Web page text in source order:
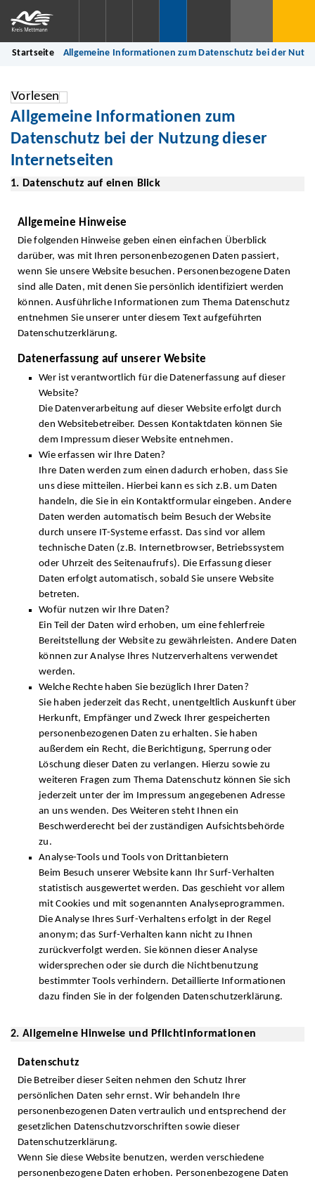
Startseite Allgemeine Informationen zum Datenschutz bei der
Vorlesen
Allgemeine Informationen zum
Datenschutz bei der Nutzung dieser
Internetseiten
1. Datenschutz auf einen Blick
Allgemeine Hinweise
Die folgenden Hinweise geben einen einfachen Überblick
darüber, was mit Ihren personenbezogenen Daten passiert,
wenn Sie unsere Website besuchen. Personenbezogene Daten
sind alle Daten, mit denen Sie persönlich identifiziert werden
können. Ausführliche Informationen zum Thema Datenschutz
entnehmen Sie unserer unter diesem Text aufgeführten
Datenschutzerklärung.
Datenerfassung auf unserer Website
Wer ist verantwortlich für die Datenerfassung auf dieser
Website?
Die Datenverarbeitung auf dieser Website erfolgt durch
den Websitebetreiber. Dessen Kontaktdaten können Sie
dem Impressum dieser Website entnehmen.
Wie erfassen wir Ihre Daten?
Ihre Daten werden zum einen dadurch erhoben, dass Sie
uns diese mitteilen. Hierbei kann es sich z.B. um Daten
handeln, die Sie in ein Kontaktformular eingeben. Andere
Daten werden automatisch beim Besuch der Website
durch unsere IT-Systeme erfasst. Das sind vor allem
technische Daten (z.B. Internetbrowser, Betriebssystem
oder Uhrzeit des Seitenaufrufs). Die Erfassung dieser
Daten erfolgt automatisch, sobald Sie unsere Website
betreten.
Wofür nutzen wir Ihre Daten?
Ein Teil der Daten wird erhoben, um eine fehlerfreie
Bereitstellung der Website zu gewährleisten. Andere Daten
können zur Analyse Ihres Nutzerverhaltens verwendet
werden.
Welche Rechte haben Sie bezüglich Ihrer Daten?
Sie haben jederzeit das Recht, unentgeltlich Auskunft über
Herkunft, Empfänger und Zweck Ihrer gespeicherten
personenbezogenen Daten zu erhalten. Sie haben
außerdem ein Recht, die Berichtigung, Sperrung oder
Löschung dieser Daten zu verlangen. Hierzu sowie zu
weiteren Fragen zum Thema Datenschutz können Sie sich
jederzeit unter der im Impressum angegebenen Adresse
an uns wenden. Des Weiteren steht Ihnen ein
Beschwerderecht bei der zuständigen Aufsichtsbehörde
zu.
Analyse-Tools und Tools von Drittanbietern
Beim Besuch unserer Website kann Ihr Surf-Verhalten
statistisch ausgewertet werden. Das geschieht vor allem
mit Cookies und mit sogenannten Analyseprogrammen.
Die Analyse Ihres Surf-Verhaltens erfolgt in der Regel
anonym; das Surf-Verhalten kann nicht zu Ihnen
zurückverfolgt werden. Sie können dieser Analyse
widersprechen oder sie durch die Nichtbenutzung
bestimmter Tools verhindern. Detaillierte Informationen
dazu finden Sie in der folgenden Datenschutzerklärung.
2. Allgemeine Hinweise und Pflichtinformationen
Datenschutz
Die Betreiber dieser Seiten nehmen den Schutz Ihrer
persönlichen Daten sehr ernst. Wir behandeln Ihre
personenbezogenen Daten vertraulich und entsprechend der
gesetzlichen Datenschutzvorschriften sowie dieser
Datenschutzerklärung.
Wenn Sie diese Website benutzen, werden verschiedene
personenbezogene Daten erhoben. Personenbezogene Daten